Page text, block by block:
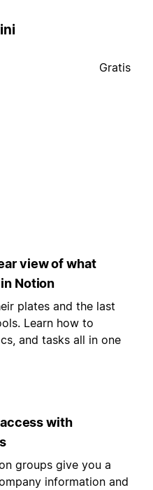
Gratis
view of what
Notion
plates and the last
Learn how to
and tasks all in one
with
groups give you a
information and